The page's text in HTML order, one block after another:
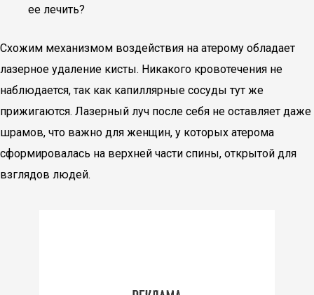
ее лечить?
Схожим механизмом воздействия на атерому обладает
лазерное удаление кисты. Никакого кровотечения не
наблюдается, так как капиллярные сосуды тут же
прижигаются. Лазерный луч после себя не оставляет даже
шрамов, что важно для женщин, у которых атерома
сформировалась на верхней части спины, открытой для
взглядов людей.